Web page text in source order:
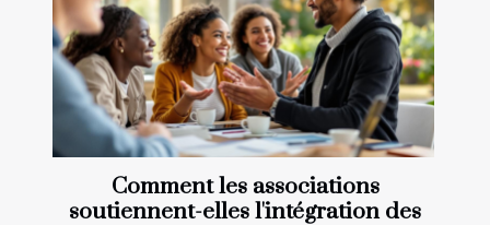
Comment les associations
soutiennent-elles l'intégration des